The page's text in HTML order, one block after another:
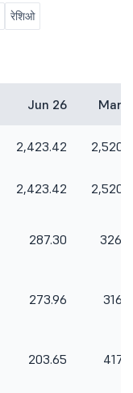
रेशिओ
Jun 26 Mar
2,423.42
2,423.42
287.30
273.96
203.65